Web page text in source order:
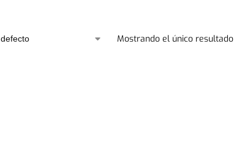
Mostrando el único resultado